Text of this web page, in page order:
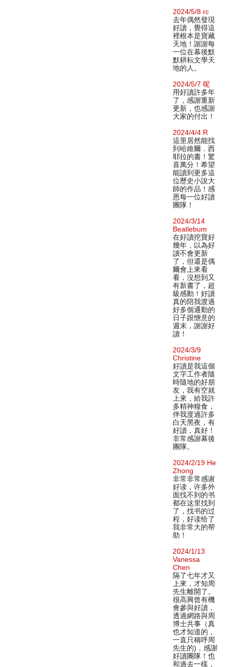
2024/5/8 rc
去年偶然發現
好讀，覺得這
裡根本是寶藏
天地！謝謝每
一位在幕後默
默耕耘文學天
地的人。
2024/5/7 呢
用好讀許多年
了，感謝重新
更新，也感謝
大家的付出！
2024/4/4 R
這里居然能找
到哈維爾．西
耶拉的書！驚
喜萬分！希望
能讀到更多這
位歷史小說大
師的作品！感
恩每一位好讀
團隊！
2024/3/14
Beatlebum
在好讀挖寶好
幾年，以為好
讀不會更新
了，但還是偶
爾會上來看
看，沒想到又
有新書了，超
級感動！好讀
真的陪我渡過
好多個通勤的
日子跟愜意的
週末，謝謝好
讀！
2024/3/9
Christine
好讀是我這個
文字工作者隨
時隨地的好朋
友，我有空就
上來，給我許
多精神糧食，
伴我度過許多
白天黑夜，有
好讀，真好！
非常感謝幕後
團隊。
2024/2/19 He
Zhong
非常非常感谢
好读，许多外
面找不到的书
都在这里找到
了，找书的过
程，好读给了
我非常大的帮
助！
2024/1/13
Vanessa
Chen
隔了七年才又
上來，才知周
先生離開了。
很高興曾有機
會參與好讀，
透過網路與周
博士共事（真
也才知道的，
一直只稱呼周
先生的)，感謝
好讀團隊！也
和過去一樣，